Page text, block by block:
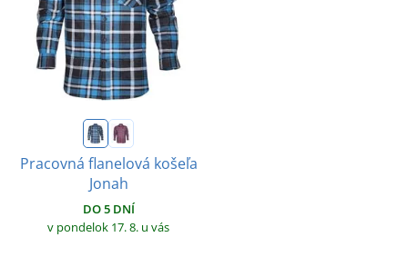
Pracovná flanelová košeľa
Jonah
DO 5 DNÍ
v pondelok 17. 8. u vás